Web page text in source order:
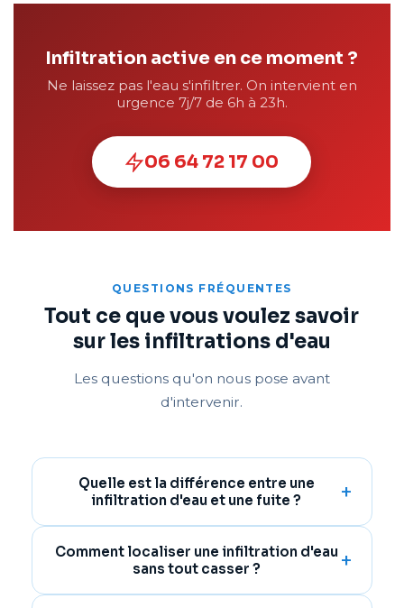
Infiltration active en ce moment ?
Ne laissez pas l'eau s'infiltrer. On intervient en
urgence 7j/7 de 6h à 23h.
06 64 72 17 00
QUESTIONS FRÉQUENTES
Tout ce que vous voulez savoir
sur les infiltrations d'eau
Les questions qu'on nous pose avant
d'intervenir.
Quelle est la différence entre une
infiltration d'eau et une fuite ?
Comment localiser une infiltration d'eau
sans tout casser ?